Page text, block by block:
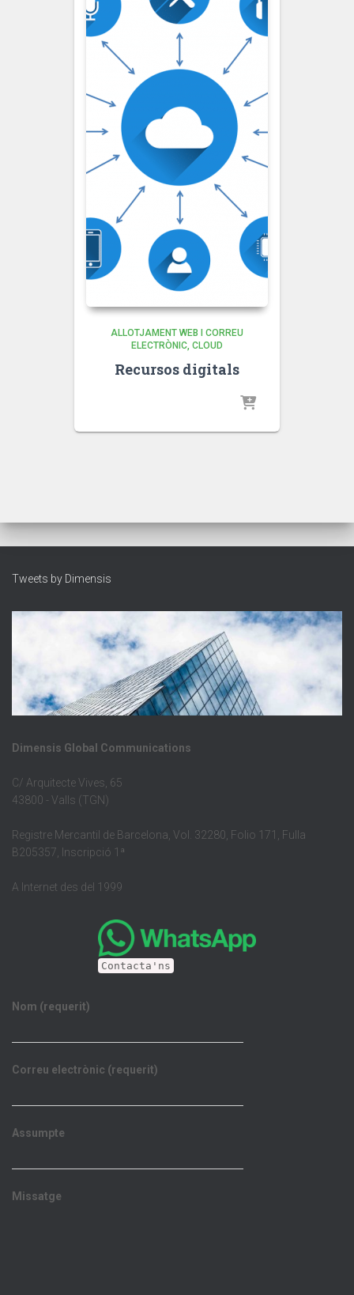
ALLOTJAMENT WEB I CORREU
ELECTRÒNIC CLOUD
Recursos digitals
Tweets by Dimensis
Dimensis Global Communications
C/ Arquitecte Vives, 65
43800 - Valls (TGN)
Registre Mercantil de Barcelona, Vol. 32280, Folio 171, Fulla
B205357, Inscripció 1ª
A Internet des del 1999
Contacta'ns
Nom (requerit)
Correu electrònic (requerit)
Assumpte
Missatge